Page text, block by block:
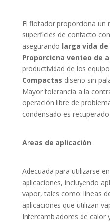
El flotador proporciona un
superficies de contacto
asegurando larga vida de
Proporciona venteo de
productividad de los
Compactas diseño sin
Mayor tolerancia a la
operación libre de
condensado es recuperado
Areas de aplicación
Adecuada para utilizarse
aplicaciones, incluyendo
vapor, tales como: líneas
aplicaciones que utilizan
Intercambiadores de calor